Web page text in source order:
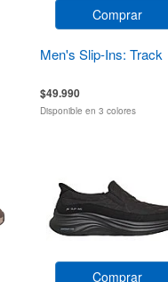
Comprar
Men's Slip-Ins: Track
$49.990
Disponible en 3 colores
Comprar